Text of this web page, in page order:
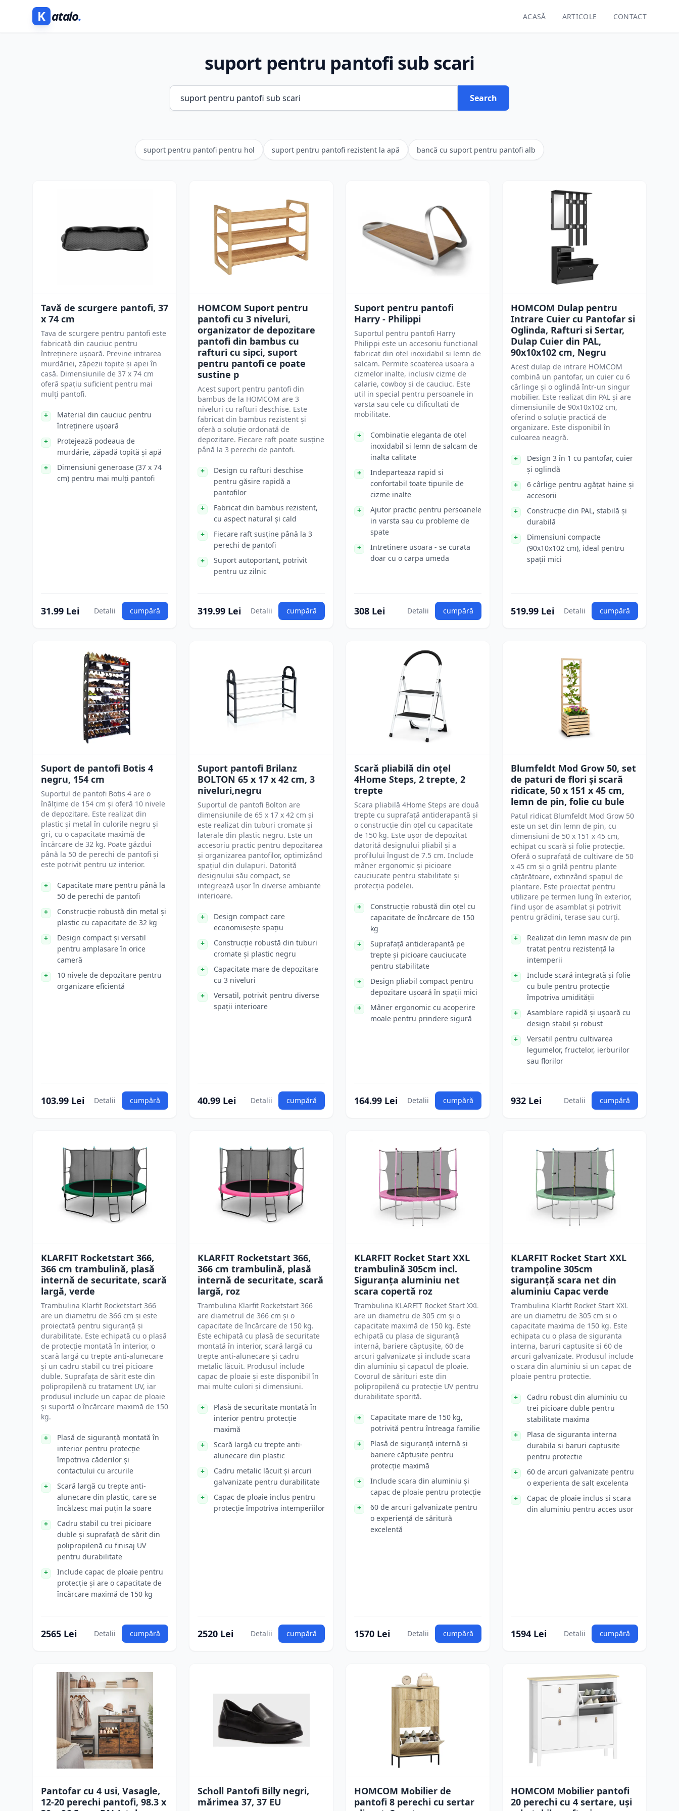
K atalo. ACASĂ ARTICOLE CONTACT
suport pentru pantofi sub scari
Search
suport pentru pantofi pentru hol suport pentru pantofi rezistent la apă bancă cu suport pentru pantofi alb
Tavă de scurgere pantofi, 37
x 74 cm
Tava de scurgere pentru pantofi este
fabricată din cauciuc pentru
întreținere ușoară. Previne intrarea
murdăriei, zăpezii topite și apei în
casă. Dimensiunile de 37 x 74 cm
oferă spațiu suficient pentru mai
mulți pantofi.
Material din cauciuc pentru
întreținere ușoară
Protejează podeaua de
murdărie, zăpadă topită și apă
Dimensiuni generoase (37 x 74
cm) pentru mai mulți pantofi
31.99 Lei Detalii cumpără
HOMCOM Suport pentru
pantofi cu 3 niveluri,
organizator de depozitare
pantofi din bambus cu
rafturi cu sipci, suport
pentru pantofi ce poate
sustine p
Acest suport pentru pantofi din
bambus de la HOMCOM are 3
niveluri cu rafturi deschise. Este
fabricat din bambus rezistent și
oferă o soluție ordonată de
depozitare. Fiecare raft poate susține
până la 3 perechi de pantofi.
Design cu rafturi deschise
pentru găsire rapidă a
pantofilor
Fabricat din bambus rezistent,
cu aspect natural și cald
Fiecare raft susține până la 3
perechi de pantofi
Suport autoportant, potrivit
pentru uz zilnic
319.99 Lei Detalii cumpără
Suport pentru pantofi
Harry - Philippi
Suportul pentru pantofi Harry
Philippi este un accesoriu functional
fabricat din otel inoxidabil si lemn de
salcam. Permite scoaterea usoara a
cizmelor inalte, inclusiv cizme de
calarie, cowboy si de cauciuc. Este
util in special pentru persoanele in
varsta sau cele cu dificultati de
mobilitate.
Combinatie eleganta de otel
inoxidabil si lemn de salcam de
inalta calitate
Indeparteaza rapid si
confortabil toate tipurile de
cizme inalte
Ajutor practic pentru persoanele
in varsta sau cu probleme de
spate
Intretinere usoara - se curata
doar cu o carpa umeda
308 Lei Detalii cumpără
HOMCOM Dulap pentru
Intrare Cuier cu Pantofar si
Oglinda, Rafturi si Sertar,
Dulap Cuier din PAL,
90x10x102 cm, Negru
Acest dulap de intrare HOMCOM
combină un pantofar, un cuier cu 6
cârlinge și o oglindă într-un singur
mobilier. Este realizat din PAL și are
dimensiunile de 90x10x102 cm,
oferind o soluție practică de
organizare. Este disponibil în
culoarea neagră.
Design 3 în 1 cu pantofar, cuier
și oglindă
6 cârlige pentru agățat haine și
accesorii
Construcție din PAL, stabilă și
durabilă
Dimensiuni compacte
(90x10x102 cm), ideal pentru
spații mici
519.99 Lei Detalii cumpără
Suport de pantofi Botis 4
negru, 154 cm
Suportul de pantofi Botis 4 are o
înălțime de 154 cm și oferă 10 nivele
de depozitare. Este realizat din
plastic și metal în culorile negru și
gri, cu o capacitate maximă de
încărcare de 32 kg. Poate găzdui
până la 50 de perechi de pantofi și
este potrivit pentru uz interior.
Capacitate mare pentru până la
50 de perechi de pantofi
Construcție robustă din metal și
plastic cu capacitate de 32 kg
Design compact și versatil
pentru amplasare în orice
cameră
10 nivele de depozitare pentru
organizare eficientă
103.99 Lei Detalii cumpără
Suport pantofi Brilanz
BOLTON 65 x 17 x 42 cm, 3
niveluri,negru
Suportul de pantofi Bolton are
dimensiunile de 65 x 17 x 42 cm și
este realizat din tuburi cromate și
laterale din plastic negru. Este un
accesoriu practic pentru depozitarea
și organizarea pantofilor, optimizând
spațiul din dulapuri. Datorită
designului său compact, se
integrează ușor în diverse ambiante
interioare.
Design compact care
economisește spațiu
Construcție robustă din tuburi
cromate și plastic negru
Capacitate mare de depozitare
cu 3 niveluri
Versatil, potrivit pentru diverse
spații interioare
40.99 Lei Detalii cumpără
Scară pliabilă din oțel
4Home Steps, 2 trepte, 2
trepte
Scara pliabilă 4Home Steps are două
trepte cu suprafață antiderapantă și
o construcție din oțel cu capacitate
de 150 kg. Este ușor de depozitat
datorită designului pliabil și a
profilului îngust de 7.5 cm. Include
mâner ergonomic și picioare
cauciucate pentru stabilitate și
protecția podelei.
Construcție robustă din oțel cu
capacitate de încărcare de 150
kg
Suprafață antiderapantă pe
trepte și picioare cauciucate
pentru stabilitate
Design pliabil compact pentru
depozitare ușoară în spații mici
Mâner ergonomic cu acoperire
moale pentru prindere sigură
164.99 Lei Detalii cumpără
Blumfeldt Mod Grow 50, set
de paturi de flori și scară
ridicate, 50 x 151 x 45 cm,
lemn de pin, folie cu bule
Patul ridicat Blumfeldt Mod Grow 50
este un set din lemn de pin, cu
dimensiuni de 50 x 151 x 45 cm,
echipat cu scară și folie protecție.
Oferă o suprafață de cultivare de 50
x 45 cm și o grilă pentru plante
cățărătoare, extinzând spațiul de
plantare. Este proiectat pentru
utilizare pe termen lung în exterior,
fiind ușor de asamblat și potrivit
pentru grădini, terase sau curți.
Realizat din lemn masiv de pin
tratat pentru rezistență la
intemperii
Include scară integrată și folie
cu bule pentru protecție
împotriva umidității
Asamblare rapidă și ușoară cu
design stabil și robust
Versatil pentru cultivarea
legumelor, fructelor, ierburilor
sau florilor
932 Lei Detalii cumpără
KLARFIT Rocketstart 366,
366 cm trambulină, plasă
internă de securitate, scară
largă, verde
Trambulina Klarfit Rocketstart 366
are un diametru de 366 cm și este
proiectată pentru siguranță și
durabilitate. Este echipată cu o plasă
de protecție montată în interior, o
scară largă cu trepte anti-alunecare
și un cadru stabil cu trei picioare
duble. Suprafața de sărit este din
polipropilenă cu tratament UV, iar
produsul include un capac de ploaie
și suportă o încărcare maximă de 150
kg.
Plasă de siguranță montată în
interior pentru protecție
împotriva căderilor și
contactului cu arcurile
Scară largă cu trepte anti-
alunecare din plastic, care se
încălzesc mai puțin la soare
Cadru stabil cu trei picioare
duble și suprafață de sărit din
polipropilenă cu finisaj UV
pentru durabilitate
Include capac de ploaie pentru
protecție și are o capacitate de
încărcare maximă de 150 kg
2565 Lei Detalii cumpără
KLARFIT Rocketstart 366,
366 cm trambulină, plasă
internă de securitate, scară
largă, roz
Trambulina Klarfit Rocketstart 366
are diametrul de 366 cm și o
capacitate de încărcare de 150 kg.
Este echipată cu plasă de securitate
montată în interior, scară largă cu
trepte anti-alunecare și cadru
metalic lăcuit. Produsul include
capac de ploaie și este disponibil în
mai multe culori și dimensiuni.
Plasă de securitate montată în
interior pentru protecție
maximă
Scară largă cu trepte anti-
alunecare din plastic
Cadru metalic lăcuit și arcuri
galvanizate pentru durabilitate
Capac de ploaie inclus pentru
protecție împotriva intemperiilor
2520 Lei Detalii cumpără
KLARFIT Rocket Start XXL
trambulină 305cm incl.
Siguranța aluminiu net
scara copertă roz
Trambulina KLARFIT Rocket Start XXL
are un diametru de 305 cm și o
capacitate maximă de 150 kg. Este
echipată cu plasa de siguranță
internă, bariere căptușite, 60 de
arcuri galvanizate și include scara
din aluminiu și capacul de ploaie.
Covorul de sărituri este din
polipropilenă cu protecție UV pentru
durabilitate sporită.
Capacitate mare de 150 kg,
potrivită pentru întreaga familie
Plasă de siguranță internă și
bariere căptușite pentru
protecție maximă
Include scara din aluminiu și
capac de ploaie pentru protecție
60 de arcuri galvanizate pentru
o experiență de săritură
excelentă
1570 Lei Detalii cumpără
KLARFIT Rocket Start XXL
trampoline 305cm
siguranță scara net din
aluminiu Capac verde
Trambulina Klarfit Rocket Start XXL
are un diametru de 305 cm si o
capacitate maxima de 150 kg. Este
echipata cu o plasa de siguranta
interna, baruri captusite si 60 de
arcuri galvanizate. Produsul include
o scara din aluminiu si un capac de
ploaie pentru protectie.
Cadru robust din aluminiu cu
trei picioare duble pentru
stabilitate maxima
Plasa de siguranta interna
durabila si baruri captusite
pentru protectie
60 de arcuri galvanizate pentru
o experienta de salt excelenta
Capac de ploaie inclus si scara
din aluminiu pentru acces usor
1594 Lei Detalii cumpără
Pantofar cu 4 usi, Vasagle,
12-20 perechi pantofi, 98.3 x
Scholl Pantofi Billy negri,
mărimea 37, 37 EU
HOMCOM Mobilier de
pantofi 8 perechi cu sertar
HOMCOM Mobilier pantofi
20 perechi cu 4 sertare, uși